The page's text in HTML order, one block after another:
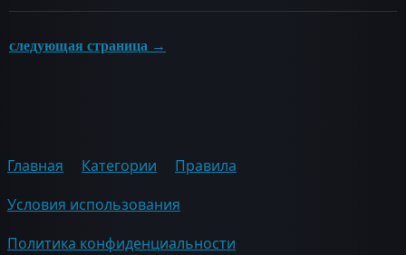
следующая страница →
Главная Категории
Правила
Условия использования
Политика конфиденциальности